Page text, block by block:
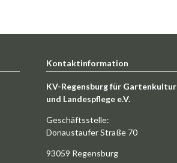
Kontaktinformation
KV-Regensburg für Gartenkultur
und Landespflege e.V.
Geschäftsstelle:
Donaustaufer Straße 70
93059 Regensburg